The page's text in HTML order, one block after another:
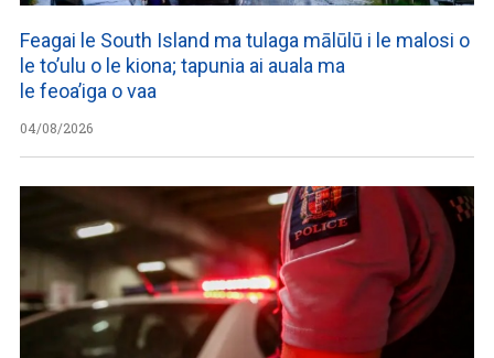
Feagai le South Island ma tulaga mālūlū i le malosi o
le to’ulu o le kiona; tapunia ai auala ma
le feoa’iga o vaa
04/08/2026